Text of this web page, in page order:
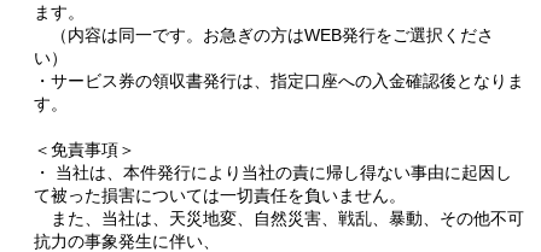
ます。
（内容は同一です。お急ぎの方はWEB発行をご選択くださ
い）
・サービス券の領収書発行は、指定口座への入金確認後となりま
す。
＜免責事項＞
・ 当社は、本件発行により当社の責に帰し得ない事由に起因し
て被った損害については一切責任を負いません。
また、当社は、天災地変、自然災害、戦乱、暴動、その他不可
抗力の事象発生に伴い、